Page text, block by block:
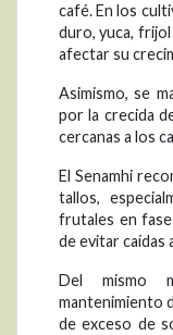
café. En los
duro, yuca,
afectar su
Asimismo, se
por la crecida
cercanas a los
El Senamhi
tallos,
frutales en
de evitar
Del mismo
mantenimiento
de exceso de